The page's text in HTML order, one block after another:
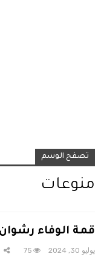
تصفح الوسم
منوعات
قمة الوفاء
يوليو 30, 2024 75